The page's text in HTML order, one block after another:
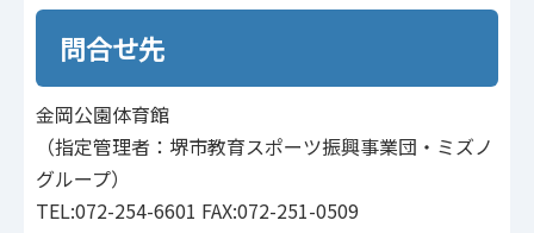
問合せ先
金岡公園体育館
（指定管理者：堺市教育スポーツ振興事業団・ミズノ
グループ）
TEL:072-254-6601 FAX:072-251-0509